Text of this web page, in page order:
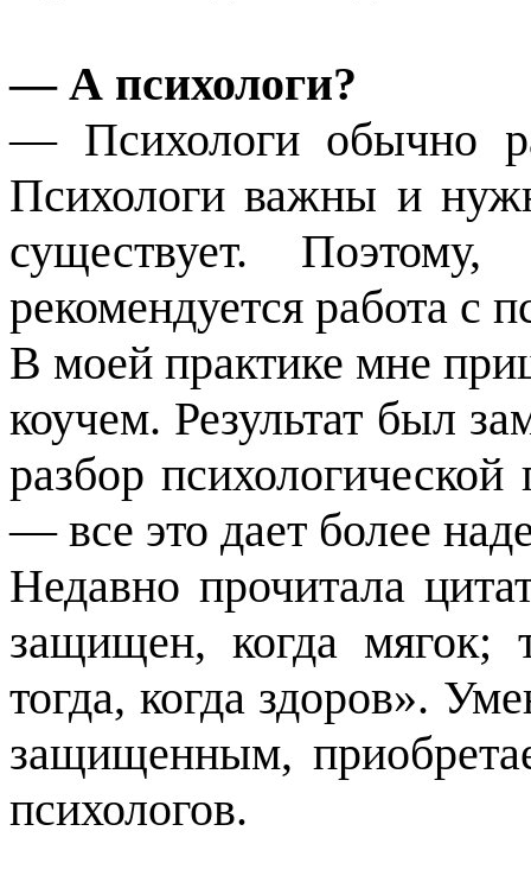
— А психологи?
— Психологи обычно
Психологи важны и
существует.
рекомендуется работа с
В моей практике мне
коучем. Результат был
разбор
— все это дает более
Недавно прочитала
защищен, когда мягок;
тогда, когда здоров».
защищенным,
психологов.